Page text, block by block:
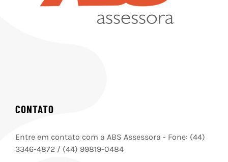
CONTATO
Entre em contato com a ABS Assessora - Fone: (44)
3346-4872 / (44) 99819-0484